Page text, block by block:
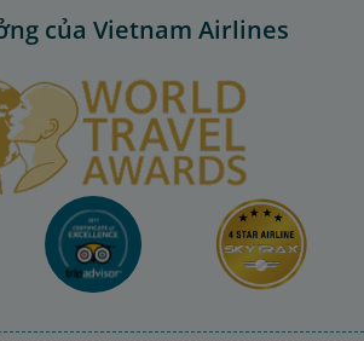
của Vietnam Airlines